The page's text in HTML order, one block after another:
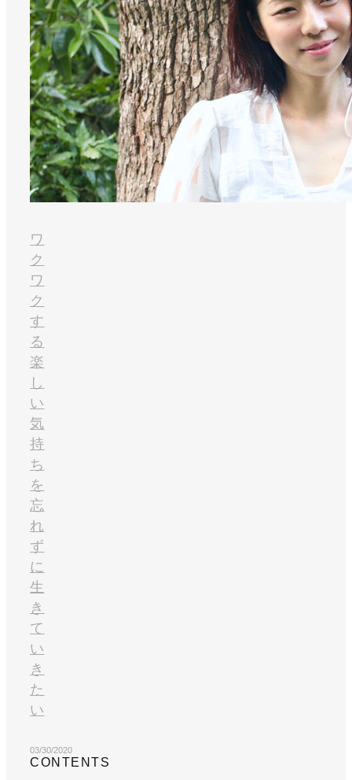
ワ
ク
ワ
ク
す
る
楽
し
い
気
持
ち
を
忘
れ
ず
に
生
き
て
い
き
た
い
03/30/2020
CONTENTS